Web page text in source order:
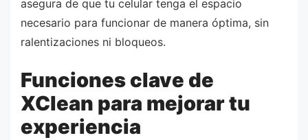
asegura de que tu celular tenga el espacio
necesario para funcionar de manera óptima, sin
ralentizaciones ni bloqueos.
Funciones clave de
XClean para mejorar tu
experiencia